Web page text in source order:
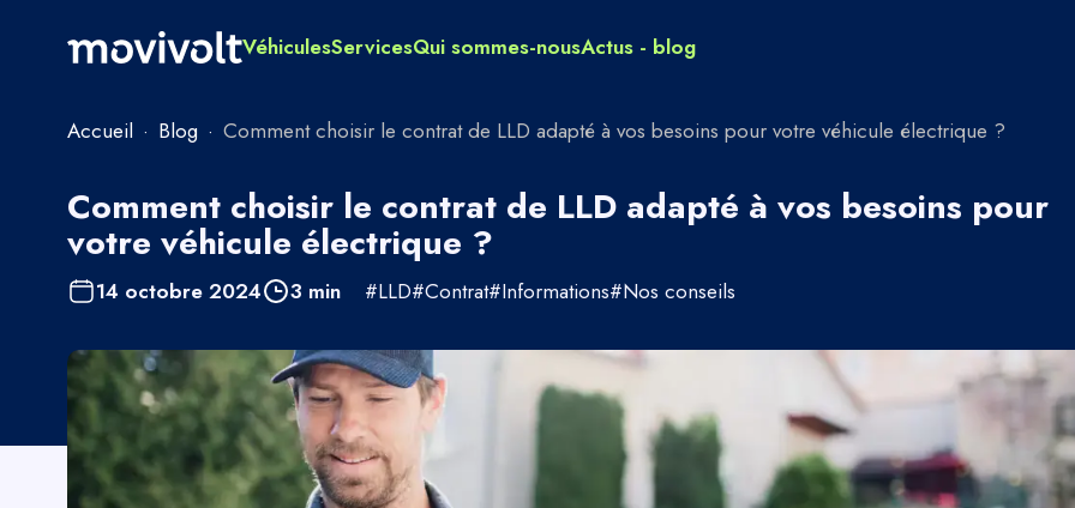
VéhiculesServicesQui sommes-nousActus - blog
Accueil · Blog · Comment choisir le contrat de LLD adapté à vos besoins pour votre véhicule électrique ?
Comment choisir le contrat de LLD adapté à vos besoins pour
votre véhicule électrique ?
14 octobre 2024 3 min #LLD#Contrat#Informations#Nos conseils